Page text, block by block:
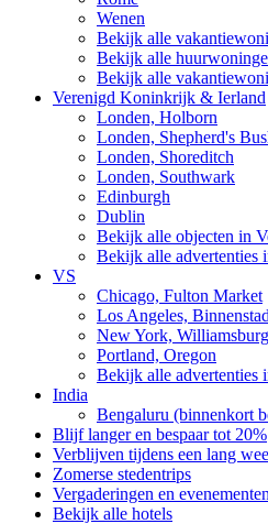
Wenen
Bekijk alle
Bekijk alle
Bekijk alle
Verenigd Koninkrijk & Ierland
Londen, Holborn
Londen, Shepherd's
Londen, Shoreditch
Londen, Southwark
Edinburgh
Dublin
Bekijk alle objecten in
Bekijk alle advertenties
VS
Chicago, Fulton Market
Los Angeles, Binnenstad
New York, Williamsburg
Portland, Oregon
Bekijk alle advertenties
India
Bengaluru (binnenkort
Blijf langer en bespaar tot 20%
Verblijven tijdens een lang
Zomerse stedentrips
Vergaderingen en evenementen
Bekijk alle hotels